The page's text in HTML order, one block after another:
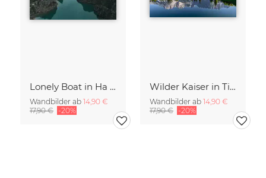
Lonely Boat in Ha Long Bay Vietnam
Wandbilder ab 14,90 €
17,90 € -20%
Wilder Kaiser in Tirol
Wandbilder ab 14,90 €
17,90 € -20%